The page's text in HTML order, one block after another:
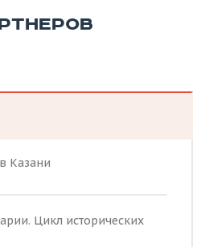
Казани
Цикл исторических